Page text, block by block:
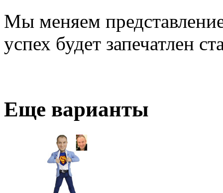
Мы меняем
успех будет запечатлен
Еще варианты